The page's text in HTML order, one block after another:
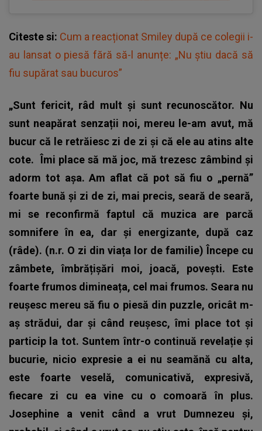
Citeste si: Cum a reacționat Smiley după ce colegii i-
au lansat o piesă fără să-l anunțe: „Nu știu dacă să
fiu supărat sau bucuros”
„Sunt fericit, râd mult și sunt recunoscător. Nu
sunt neapărat senzații noi, mereu le-am avut, mă
bucur că le retrăiesc zi de zi și că ele au atins alte
cote.Îmi place să mă joc, mă trezesc zâmbind și
adorm tot așa. Am aflat că pot să fiu o „pernă”
foarte bună și zi de zi, mai precis, seară de seară,
mi se reconfirmă faptul că muzica are parcă
somnifere în ea, dar și energizante, după caz
(râde). (n.r. O zi din viața lor de familie) Începe cu
zâmbete, îmbrățișări moi, joacă, povești. Este
foarte frumos dimineața, cel mai frumos. Seara nu
reușesc mereu să fiu o piesă din puzzle, oricât m-
aș strădui, dar și când reușesc, îmi place tot și
particip la tot. Suntem într-o continuă revelație și
bucurie, nicio expresie a ei nu seamănă cu alta,
este foarte veselă, comunicativă, expresivă,
fiecare zi cu ea vine cu o comoară în plus.
Josephine a venit când a vrut Dumnezeu și,